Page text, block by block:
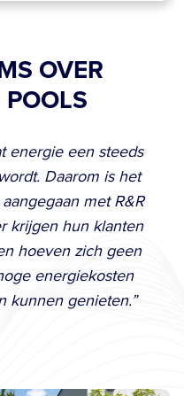
OVER
energie een steeds
Daarom is het
met R&R
krijgen hun klanten
hoeven zich geen
energiekosten
kunnen genieten.”